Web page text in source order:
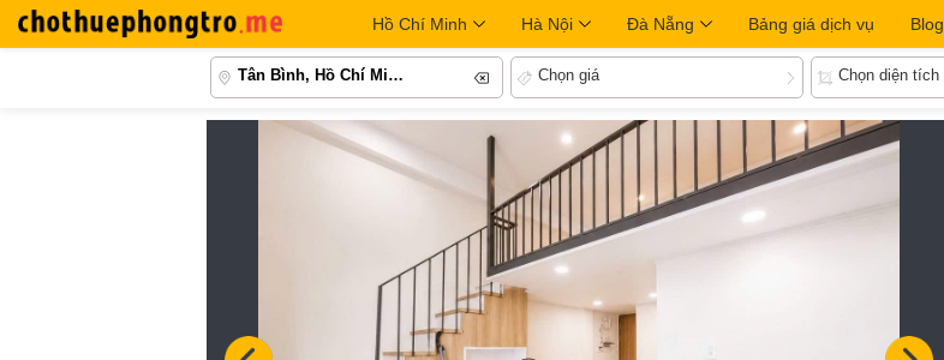
Hồ Chí Minh Hà Nội Đà Nẵng Bảng giá dịch vụ Blog
Tân Bình, Hồ Chí Minh Chọn giá Chọn diện tích